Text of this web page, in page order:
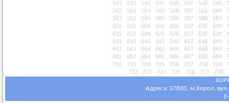
542
543 544 545 546 547 548 549
562
563 564 565 566 567 568 569
582
583 584 585 586 587 588 589
602
603 604 605 606 607 608 609
622
623 624 625 626 627 628 629
642
643 644 645 646 647 648 649
662
663 664 665 666 667 668 669
682
683 684 685 686 687 688 689
702
703 704 705 706 707 708 709
722
723 724 725 726 727 728
Адреса: 37800, м.Хорол,